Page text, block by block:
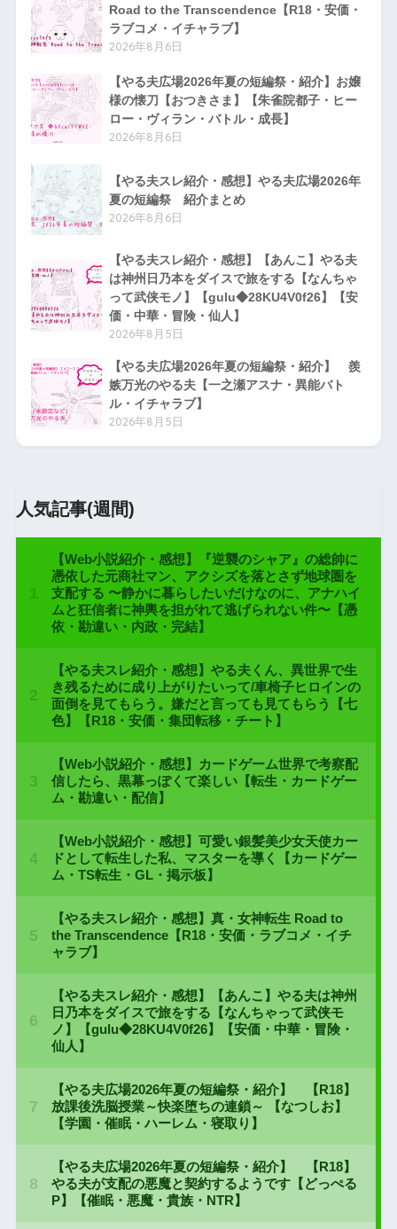
Road to the Transcendence【R18・安価・
ラブコメ・イチャラブ】
2026年8月6日
【やる夫広場2026年夏の短編祭・紹介】お嬢
様の懐刀【おつきさま】【朱雀院都子・ヒー
ロー・ヴィラン・バトル・成長】
2026年8月6日
【やる夫スレ紹介・感想】やる夫広場2026年
夏の短編祭 紹介まとめ
2026年8月6日
【やる夫スレ紹介・感想】【あんこ】やる夫
は神州日乃本をダイスで旅をする【なんちゃ
って武侠モノ】【gulu◆28KU4V0f26】【安
価・中華・冒険・仙人】
2026年8月5日
【やる夫広場2026年夏の短編祭・紹介】 羨
嫉万光のやる夫【一之瀬アスナ・異能バト
ル・イチャラブ】
2026年8月5日
人気記事(週間)